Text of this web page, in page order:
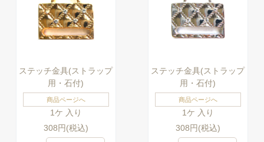
ステッチ金具(ストラップ
用・石付)
商品ページへ
1ケ 入り
308円(税込)
ステッチ金具(ストラップ
用・石付)
商品ページへ
1ケ 入り
308円(税込)